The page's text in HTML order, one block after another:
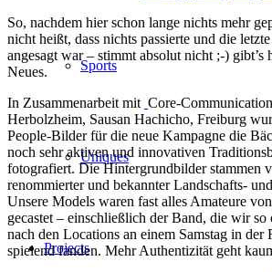
Sports
Uniques
Projects
So, nachdem hier schon lange nichts mehr
nicht heißt, dass nichts passierte und die
angesagt war – stimmt absolut nicht ;-) gibt’s
Neues.
In Zusammenarbeit mit Core-
Herbolzheim, Sausan Hachicho, Freiburg
People-Bilder für die neue Kampagne die
noch sehr aktiven und innovativen
fotografiert. Die Hintergrundbilder stammen
renommierter und bekannter Landschafts-
Unsere Models waren fast alles Amateure
gecastet – einschließlich der Band, die wir
nach den Locations an einem Samstag in der
spielend fanden. Mehr Authentizität geht